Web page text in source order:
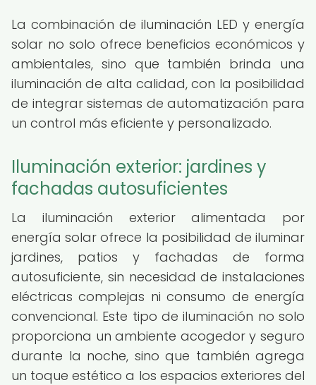
La combinación de iluminación LED y energía
solar no solo ofrece beneficios económicos y
ambientales, sino que también brinda una
iluminación de alta calidad, con la posibilidad
de integrar sistemas de automatización para
un control más eficiente y personalizado.
Iluminación exterior: jardines y
fachadas autosuficientes
La iluminación exterior alimentada por
energía solar ofrece la posibilidad de iluminar
jardines, patios y fachadas de forma
autosuficiente, sin necesidad de instalaciones
eléctricas complejas ni consumo de energía
convencional. Este tipo de iluminación no solo
proporciona un ambiente acogedor y seguro
durante la noche, sino que también agrega
un toque estético a los espacios exteriores del